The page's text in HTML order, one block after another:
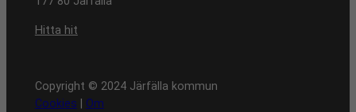
Hitta hit
Copyright © 2024 Järfälla kommun
Cookies
Om